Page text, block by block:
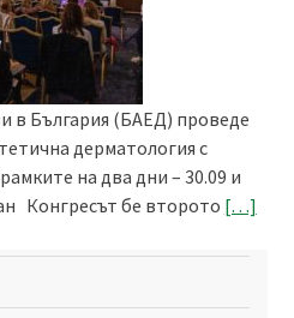
в България (БАEД) проведе
дерматология с
на два дни – 30.09 и
Конгресът бе второто […]